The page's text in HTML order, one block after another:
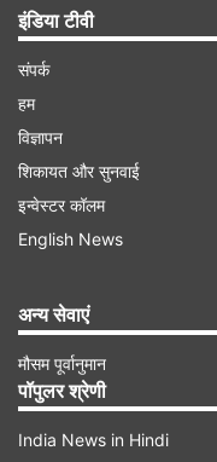
इंडिया टीवी
संपर्क
हम
विज्ञापन
शिकायत और सुनवाई
इन्वेस्टर कॉलम
English News
अन्य सेवाएं
मौसम पूर्वानुमान
पॉपुलर श्रेणी
India News in Hindi